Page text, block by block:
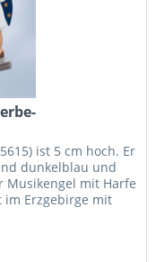
ist 5 cm hoch. Er
dunkelblau und
Musikengel mit Harfe
Erzgebirge mit